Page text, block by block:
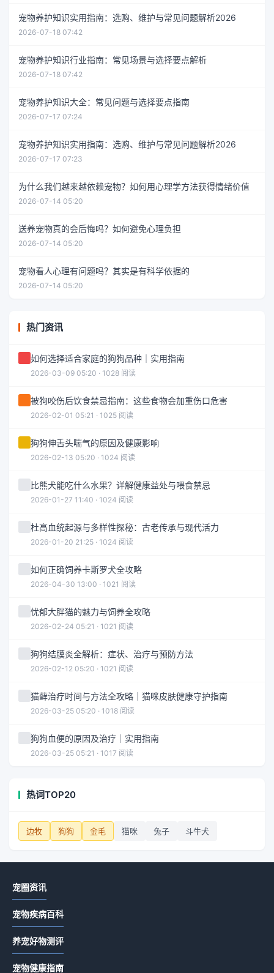
宠物养护知识实用指南：选购、维护与常见问题解析2026
2026-07-18 07:42
宠物养护知识行业指南：常见场景与选择要点解析
2026-07-18 07:42
宠物养护知识大全：常见问题与选择要点指南
2026-07-17 07:24
宠物养护知识实用指南：选购、维护与常见问题解析2026
2026-07-17 07:23
为什么我们越来越依赖宠物？如何用心理学方法获得情绪价值
2026-07-14 05:20
送养宠物真的会后悔吗？如何避免心理负担
2026-07-14 05:20
宠物看人心理有问题吗？其实是有科学依据的
2026-07-14 05:20
热门资讯
如何选择适合家庭的狗狗品种｜实用指南
2026-03-09 05:20 · 1028 阅读
被狗咬伤后饮食禁忌指南：这些食物会加重伤口危害
2026-02-01 05:21 · 1025 阅读
狗狗伸舌头喘气的原因及健康影响
2026-02-13 05:20 · 1024 阅读
比熊犬能吃什么水果？详解健康益处与喂食禁忌
2026-01-27 11:40 · 1024 阅读
杜高血统起源与多样性探秘：古老传承与现代活力
2026-01-20 21:25 · 1024 阅读
如何正确饲养卡斯罗犬全攻略
2026-04-30 13:00 · 1021 阅读
忧郁大胖猫的魅力与饲养全攻略
2026-02-24 05:21 · 1021 阅读
狗狗结膜炎全解析：症状、治疗与预防方法
2026-02-12 05:20 · 1021 阅读
猫藓治疗时间与方法全攻略｜猫咪皮肤健康守护指南
2026-03-25 05:20 · 1018 阅读
狗狗血便的原因及治疗｜实用指南
2026-03-25 05:21 · 1017 阅读
热词TOP20
边牧 狗狗 金毛 猫咪 兔子 斗牛犬
宠圈资讯
宠物疾病百科
养宠好物测评
宠物健康指南